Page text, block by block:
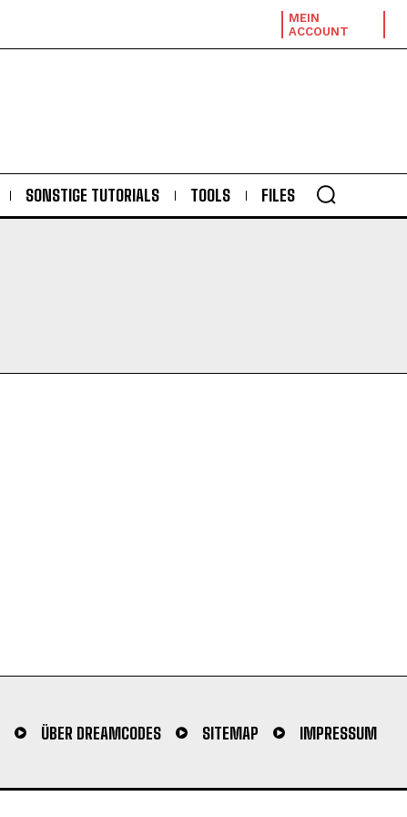
MEIN
ACCOUNT
SONSTIGE TUTORIALS TOOLS FILES
ÜBER DREAMCODES SITEMAP IMPRESSUM